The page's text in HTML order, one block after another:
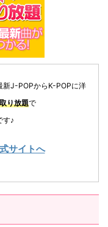
新J-POPからK-POPに洋
り放題で
す♪
サイトへ